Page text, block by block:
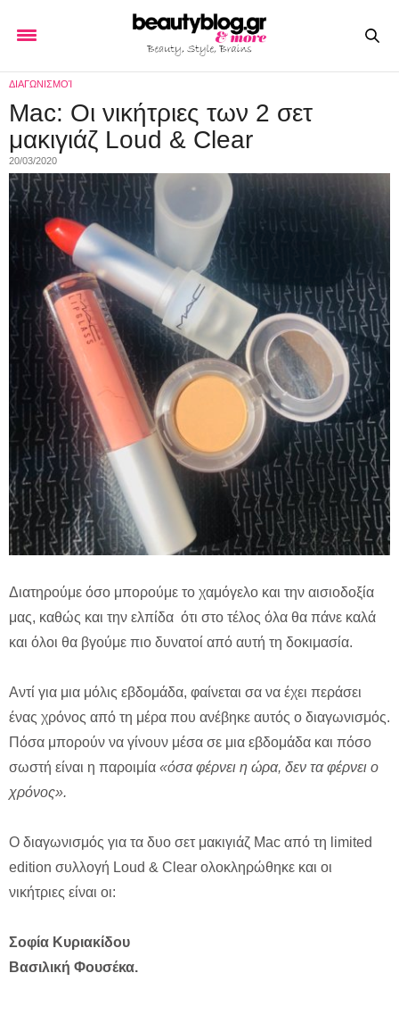
ΔΙΑΓΩΝΙΣΜΟΊ
Mac: Οι νικήτριες των 2 σετ
μακιγιάζ Loud & Clear
20/03/2020
Διατηρούμε όσο μπορούμε το χαμόγελο και την αισιοδοξία
μας, καθώς και την ελπίδα ότι στο τέλος όλα θα πάνε καλά
και όλοι θα βγούμε πιο δυνατοί από αυτή τη δοκιμασία.
Αντί για μια μόλις εβδομάδα, φαίνεται σα να έχει περάσει
ένας χρόνος από τη μέρα που ανέβηκε αυτός ο διαγωνισμός.
Πόσα μπορούν να γίνουν μέσα σε μια εβδομάδα και πόσο
σωστή είναι η παροιμία «όσα φέρνει η ώρα, δεν τα φέρνει ο
χρόνος».
Ο διαγωνισμός για τα δυο σετ μακιγιάζ Mac από τη limited
edition συλλογή Loud & Clear ολοκληρώθηκε και οι
νικήτριες είναι οι:
Σοφία Κυριακίδου
Βασιλική Φουσέκα.